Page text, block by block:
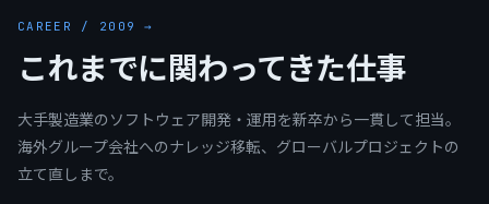
CAREER / 2009 →
これまでに関わってきた仕事
大手製造業のソフトウェア開発・運用を新卒から一貫して担当。
海外グループ会社へのナレッジ移転、グローバルプロジェクトの
立て直しまで。